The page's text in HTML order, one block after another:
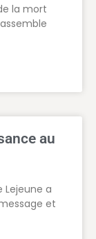
la mort
au
Lejeune a
et